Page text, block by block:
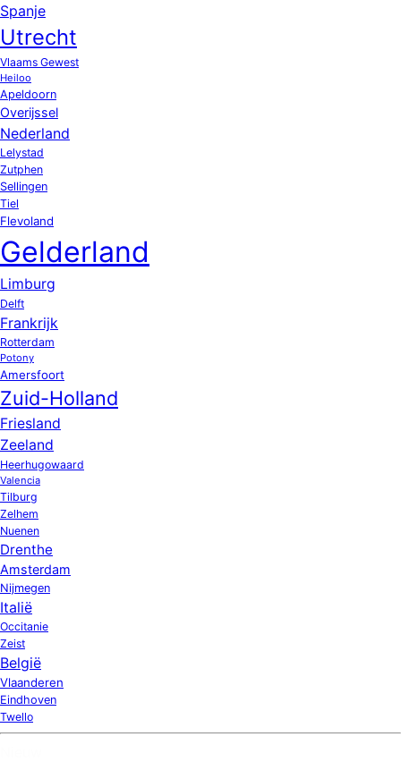
Spanje
Utrecht
Vlaams Gewest
Heiloo
Apeldoorn
Overijssel
Nederland
Lelystad
Zutphen
Sellingen
Tiel
Flevoland
Gelderland
Limburg
Delft
Frankrijk
Rotterdam
Potony
Amersfoort
Zuid-Holland
Friesland
Zeeland
Heerhugowaard
Valencia
Tilburg
Zelhem
Nuenen
Drenthe
Amsterdam
Nijmegen
Italië
Occitanie
Zeist
België
Vlaanderen
Eindhoven
Twello